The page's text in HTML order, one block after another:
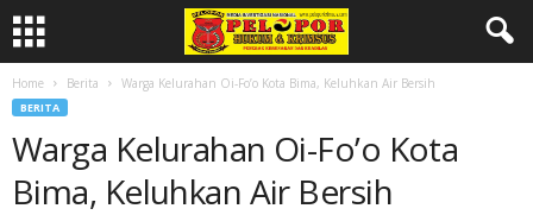
Home Berita Warga Kelurahan Oi-Fo’o Kota Bima, Keluhkan Air Bersih
BERITA
Warga Kelurahan Oi-Fo’o Kota
Bima, Keluhkan Air Bersih